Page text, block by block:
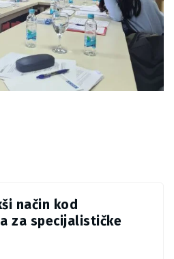
način kod
za specijalističke